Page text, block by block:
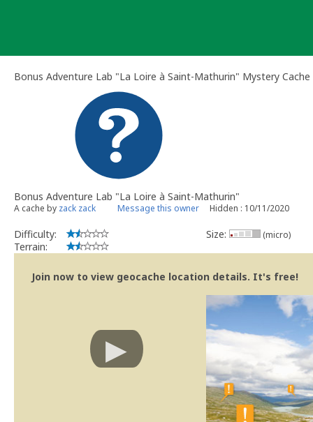
Bonus Adventure Lab "La Loire à Saint-Mathurin" Mystery Cache
Bonus Adventure Lab "La Loire à Saint-Mathurin"
A cache by zack zack Message this owner Hidden : 10/11/2020
Difficulty:
Terrain:
Size: (micro)
Join now to view geocache location details. It's free!